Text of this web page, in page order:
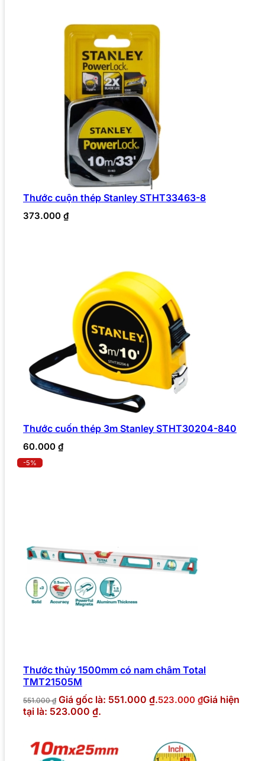
Thước cuộn thép Stanley STHT33463-8
373.000 ₫
Thước cuốn thép 3m Stanley STHT30204-840
60.000 ₫
-5%
Thước thủy 1500mm có nam châm Total
TMT21505M
551.000₫ Giá gốc là: 551.000 ₫.523.000 ₫Giá hiện
tại là: 523.000 ₫.